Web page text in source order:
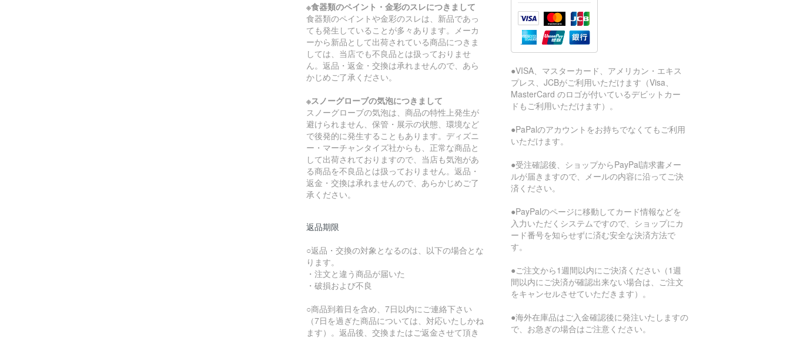
※食器類のペイント・金彩のスレにつきまして
食器類のペイントや金彩のスレは、新品であっ
ても発生していることが多々あります。メーカ
ーから新品として出荷されている商品につきま
しては、当店でも不良品とは扱っておりませ
ん。返品・返金・交換は承れませんので、あら
かじめご了承ください。
※スノーグローブの気泡につきまして
スノーグローブの気泡は、商品の特性上発生が
避けられません、保管・展示の状態、環境など
で後発的に発生することもあります。ディズニ
ー・マーチャンタイズ社からも、正常な商品と
して出荷されておりますので、当店も気泡があ
る商品を不良品とは扱っておりません。返品・
返金・交換は承れませんので、あらかじめご了
承ください。
返品期限
○返品・交換の対象となるのは、以下の場合とな
ります。
・注文と違う商品が届いた
・破損および不良
○商品到着日を含め、7日以内にご連絡下さい
（7日を過ぎた商品については、対応いたしかね
ます）。返品後、交換またはご返金させて頂き
●VISA、マスターカード、アメリカン・エキス
プレス、JCBがご利用いただけます（Visa、
MasterCard のロゴが付いているデビットカー
ドもご利用いただけます）。
●PaPalのアカウントをお持ちでなくてもご利用
いただけます。
●受注確認後、ショップからPayPal請求書メー
ルが届きますので、メールの内容に沿ってご決
済ください。
●PayPalのページに移動してカード情報などを
入力いただくシステムですので、ショップにカ
ード番号を知らせずに済む安全な決済方法で
す。
●ご注文から1週間以内にご決済ください（1週
間以内にご決済が確認出来ない場合は、ご注文
をキャンセルさせていただきます）。
●海外在庫品はご入金確認後に発注いたしますの
で、お急ぎの場合はご注意ください。